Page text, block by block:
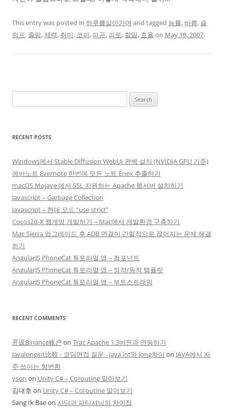
This entry was posted in 하루를살아가며 and tagged 능률, 바쁨, 슬
럼프, 졸림, 체력, 취미, 코피, 피곤, 피로, 할일, 효율 on May 18, 2007.
for:
RECENT POSTS
Windows에서 Stable Diffusion WebUI 완벽 설치 (NVIDIA GPU 기준)
에버노트 Evernote 한번에 모든 노트 Enex 추출하기
macOS Mojave 에서 SSL 지원하는 Apache 웹서버 설치하기
Javascript – Garbage Collection
Javascript – 현대 모드 “use strict”
Cocos2d-X 웹게임 개발하기 – Mac에서 개발환경 구축하기
Mac Sierra 업그레이드 후 ADB 연결이 간헐적으로 끊어지는 문제 해결
하기
AngularJS PhoneCat 튜토리얼 앱 – 컴포넌트
AngularJS PhoneCat 튜토리얼 앱 – 정적/동적 템플릿
AngularJS PhoneCat 튜토리얼 앱 – 부트스트래핑
RECENT COMMENTS
开设Binance账户 on Trac Apache 1.3버젼과 연동하기
Javalongint比較 - 코딩면접 질문 - java int와 long차이 on JAVA에서 자
주 쓰이는 형변환
yson on Unity C# – Coroutine 알아보기
김대호 on Unity C# – Coroutine 알아보기
Sang Ik Baeon 샤딩과 파티셔닝의 차이점